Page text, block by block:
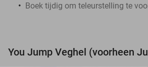
Boek tijdig om teleurstelling te
You Jump Veghel (voorheen